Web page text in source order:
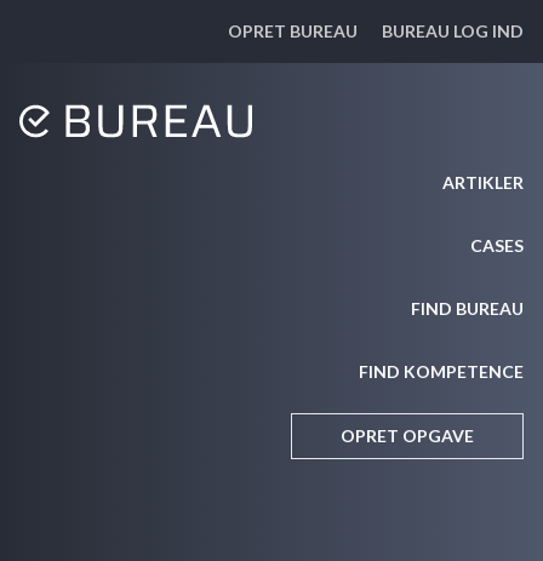
OPRET BUREAU BUREAU LOG IND
ARTIKLER
CASES
FIND BUREAU
FIND KOMPETENCE
OPRET OPGAVE